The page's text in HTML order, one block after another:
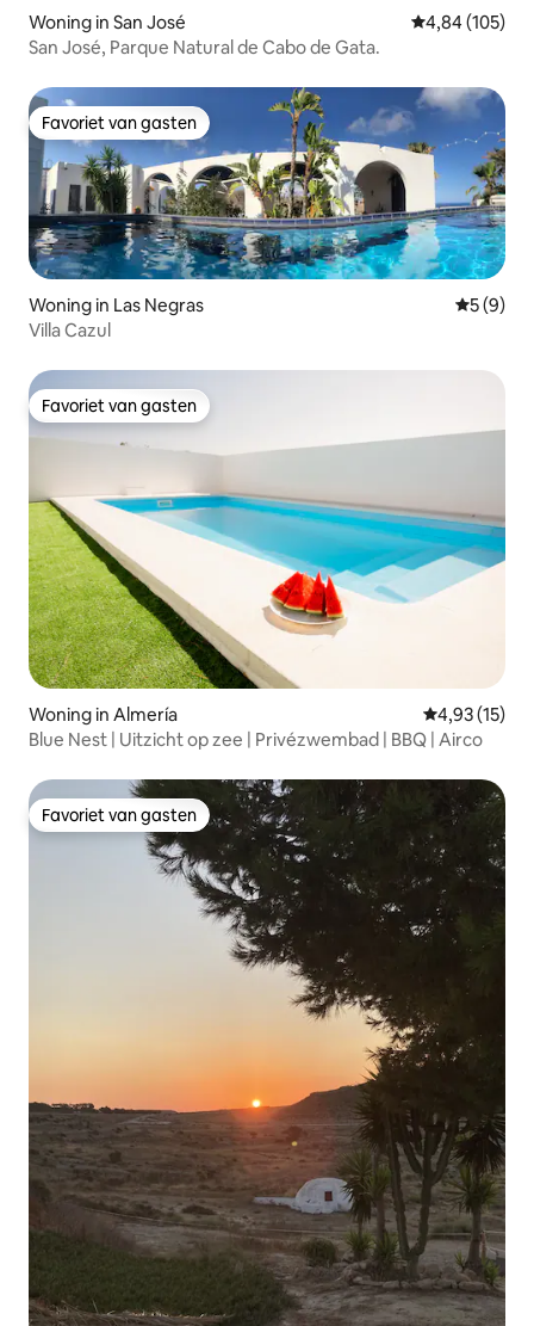
Woning in San José Gemiddelde
4,84 (105)
San José, Parque Natural de Cabo de Gata.
Favoriet van gasten
Favoriet van gasten
Woning in Las Negras
5 (9)
Villa Cazul
Favoriet van gasten
Favoriet van gasten
Woning in Almería Gemiddelde
4,93 (15)
Blue Nest | Uitzicht op zee | Privézwembad | BBQ | Airco
Favoriet van gasten
Favoriet van gasten